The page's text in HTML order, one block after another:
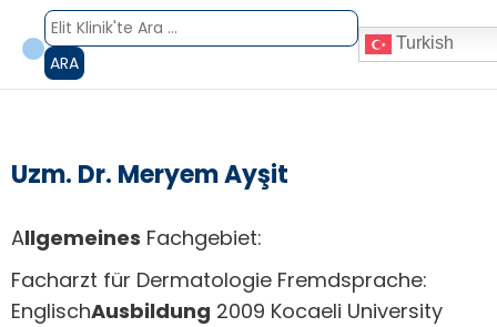
ARA
Turkish
Uzm. Dr. Meryem Ayşit
Allgemeines Fachgebiet:
Facharzt für Dermatologie Fremdsprache:
EnglischAusbildung 2009 Kocaeli University